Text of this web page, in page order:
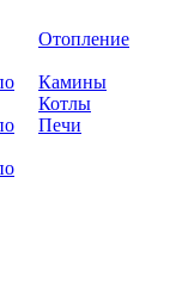
Отопление
Камины
Котлы
Печи